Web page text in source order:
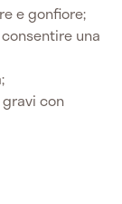
e gonfiore;
una
con